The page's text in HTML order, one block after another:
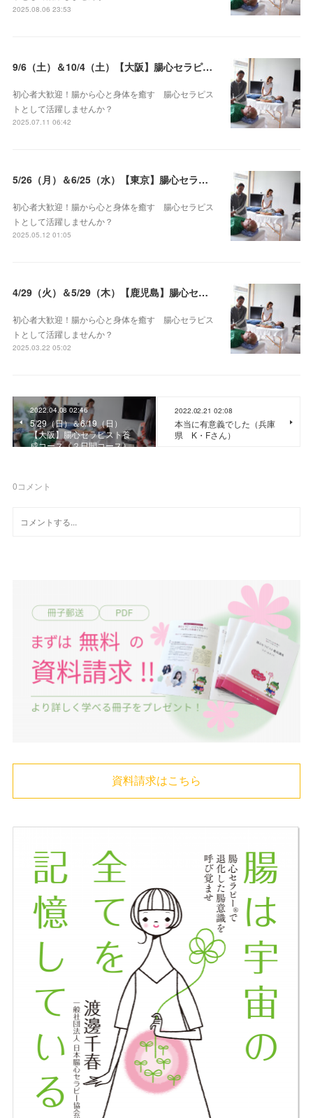
2025.08.06 23:53
9/6（土）＆10/4（土）【大阪】腸心セラピスト養成コース《２日間コース》開講決定
初心者大歓迎！腸から心と身体を癒す 腸心セラピス
トとして活躍しませんか？
2025.07.11 06:42
5/26（月）＆6/25（水）【東京】腸心セラピスト養成コース《２日間コース》開講決定
初心者大歓迎！腸から心と身体を癒す 腸心セラピス
トとして活躍しませんか？
2025.05.12 01:05
4/29（火）＆5/29（木）【鹿児島】腸心セラピスト養成コース《２日間コース》開講決定
初心者大歓迎！腸から心と身体を癒す 腸心セラピス
トとして活躍しませんか？
2025.03.22 05:02
2022.04.08 02:46
5/29（日）＆6/19（日）
【大阪】腸心セラピスト養
成コース《２日間コース》
2022.02.21 02:08
本当に有意義でした（兵庫
県 K・Fさん）
0コメント
資料請求はこちら